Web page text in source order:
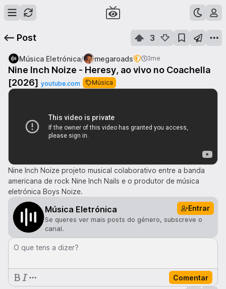
Post 3
Música Eletrónica/ megaroads 3me
Nine Inch Noize - Heresy, ao vivo no Coachella
[2026] youtube.com Música
Nine Inch Noize projeto musical colaborativo entre a banda
americana de rock Nine Inch Nails e o produtor de música
eletrónica Boys Noize.
Música Eletrónica Entrar
Se queres ver mais posts do género, subscreve o
canal.
O que tens a dizer?
Comentar